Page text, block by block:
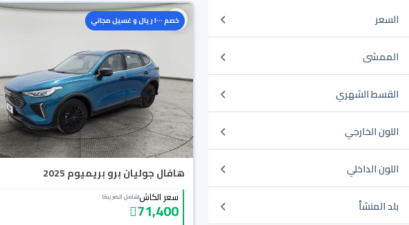
السعر
الممشى
القسط الشهري
اللون الخارجي
اللون الداخلي
بلد المنشأ
خصم ١٠٠٠ ريال و غسيل مجاني
هافال جوليان برو بريميوم 2025
سعر الكاش(شامل الضريبة)
71,400